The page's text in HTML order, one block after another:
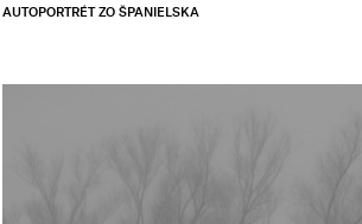
AUTOPORTRÉT ZO ŠPANIELSKA